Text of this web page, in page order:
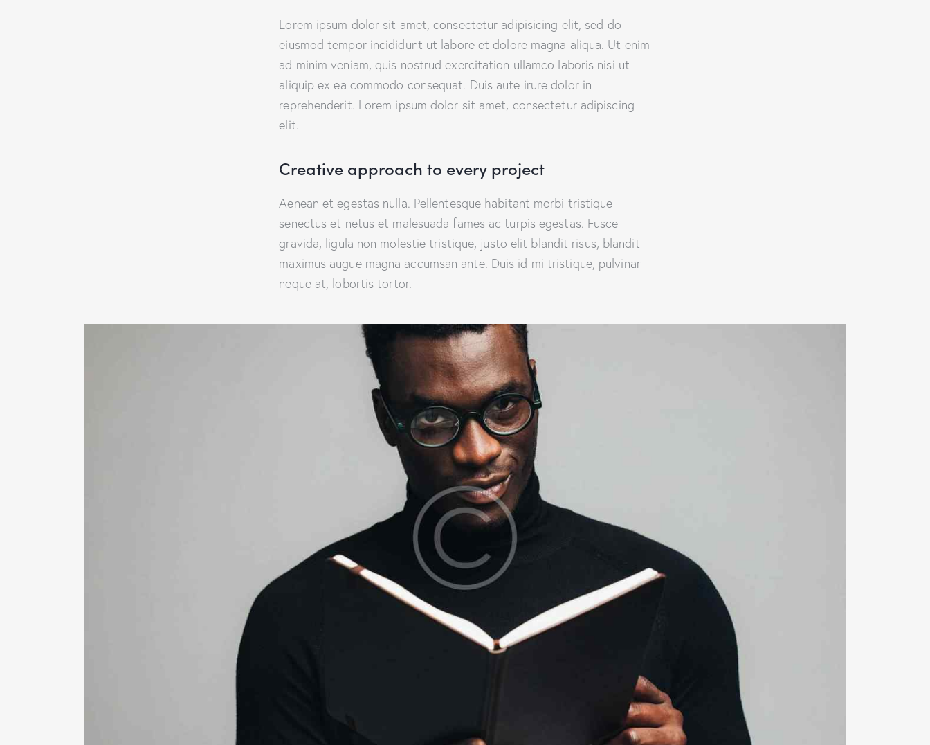
Lorem ipsum dolor sit amet, consectetur adipisicing elit, sed do
eiusmod tempor incididunt ut labore et dolore magna aliqua. Ut enim
ad minim veniam, quis nostrud exercitation ullamco laboris nisi ut
aliquip ex ea commodo consequat. Duis aute irure dolor in
reprehenderit. Lorem ipsum dolor sit amet, consectetur adipiscing
elit.
Creative approach to every project
Aenean et egestas nulla. Pellentesque habitant morbi tristique
senectus et netus et malesuada fames ac turpis egestas. Fusce
gravida, ligula non molestie tristique, justo elit blandit risus, blandit
maximus augue magna accumsan ante. Duis id mi tristique, pulvinar
neque at, lobortis tortor.